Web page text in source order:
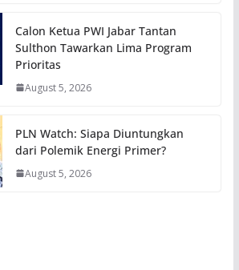
Calon Ketua PWI Jabar Tantan
Sulthon Tawarkan Lima Program
Prioritas
August 5, 2026
PLN Watch: Siapa Diuntungkan
dari Polemik Energi Primer?
August 5, 2026